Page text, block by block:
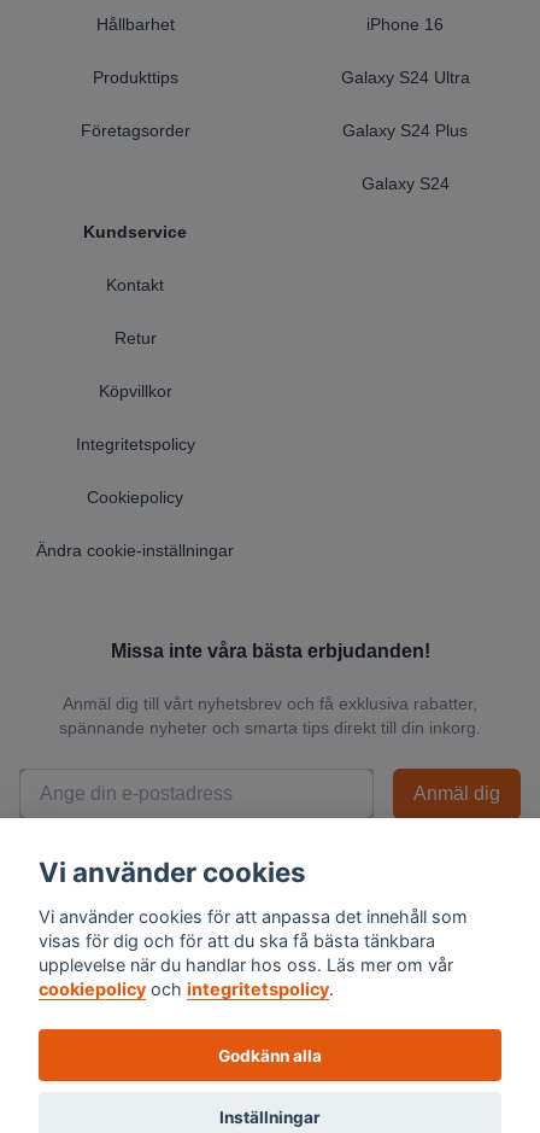
Hållbarhet
Produkttips
Företagsorder
Kundservice
Kontakt
Retur
Köpvillkor
Integritetspolicy
Cookiepolicy
Ändra cookie-inställningar
iPhone 16
Galaxy S24 Ultra
Galaxy S24 Plus
Galaxy S24
Missa inte våra bästa erbjudanden!
Anmäl dig till vårt nyhetsbrev och få exklusiva rabatter,
spännande nyheter och smarta tips direkt till din inkorg.
Anmäl dig
prenumerationen.
© 2026 Skalexperten Sverige AB - Org.nr 559494-1576
Vi använder cookies
Vi använder cookies för att anpassa det innehåll som
visas för dig och för att du ska få bästa tänkbara
upplevelse när du handlar hos oss. Läs mer om vår
cookiepolicy och integritetspolicy.
Godkänn alla
Inställningar